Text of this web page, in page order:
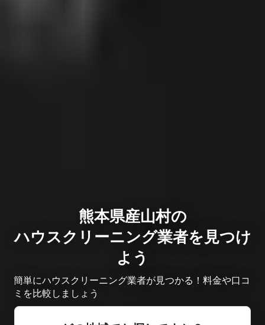
熊本県産山村の
ハウスクリーニング業者を見つけ
よう
簡単にハウスクリーニング業者が見つかる！料金や口コ
ミを比較しましょう